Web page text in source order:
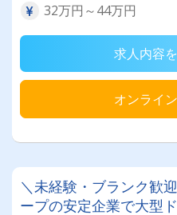
32万円～44万円
求人内容
オンライ
＼未経験・ブランク歓
ープの安定企業で大型